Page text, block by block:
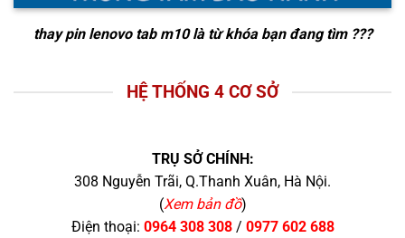
thay pin lenovo tab m10là từ khóa bạn đang tìm ???
HỆ THỐNG 4 CƠ SỞ
TRỤ SỞ CHÍNH:
308 Nguyễn Trãi, Q.Thanh Xuân, Hà Nội.
(Xem bản đồ)
Điện thoại: 0964 308 308/ 0977 602 688